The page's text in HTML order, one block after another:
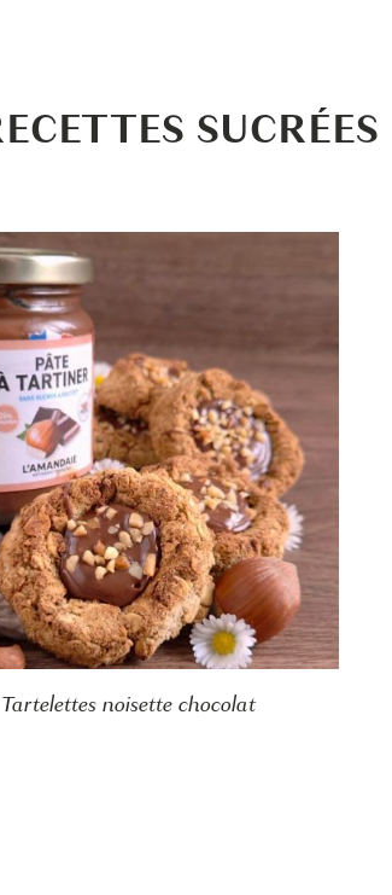
SUCRÉES
Tartelettes noisette chocolat